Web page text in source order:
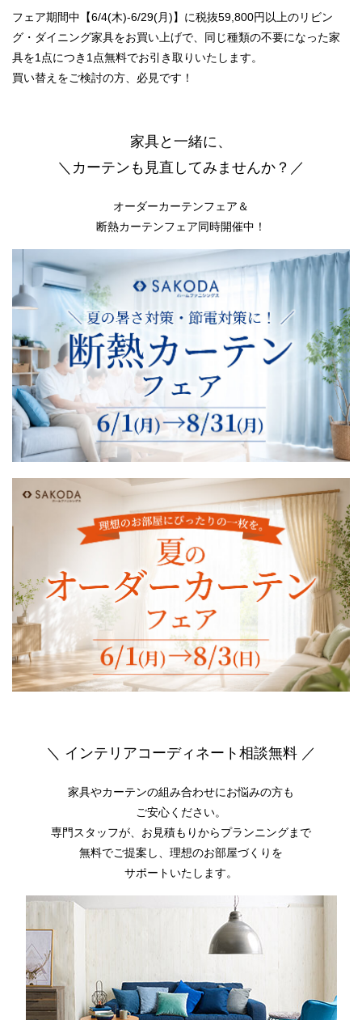
フェア期間中【6/4(木)-6/29(月)】に税抜59,800円以上のリビン
グ・ダイニング家具をお買い上げで、同じ種類の不要になった家
具を1点につき1点無料でお引き取りいたします。
買い替えをご検討の方、必見です！
家具と一緒に、
＼カーテンも見直してみませんか？／
オーダーカーテンフェア＆
断熱カーテンフェア同時開催中！
＼ インテリアコーディネート相談無料 ／
家具やカーテンの組み合わせにお悩みの方も
ご安心ください。
専門スタッフが、お見積もりからプランニングまで
無料でご提案し、 理想のお部屋づくりを
サポートいたします。